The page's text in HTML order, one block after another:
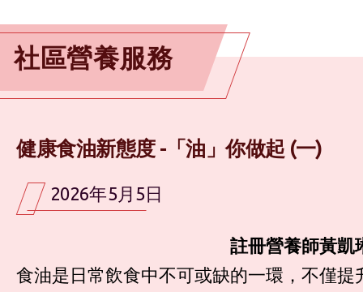
社區營養服務
健康食油新態度 -「油」你做起 (一)
2026年5月5日
註冊營養師黃凱
食油是日常飲食中不可或缺的一環，不僅提